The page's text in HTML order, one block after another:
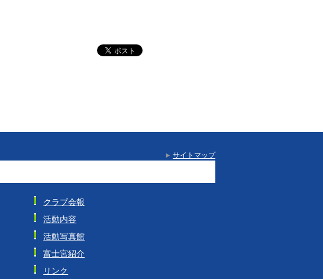
サイトマップ
クラブ会報
活動内容
活動写真館
富士宮紹介
リンク